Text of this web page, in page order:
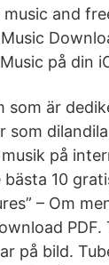
and
på din
är
på
10
– Om
på bild.